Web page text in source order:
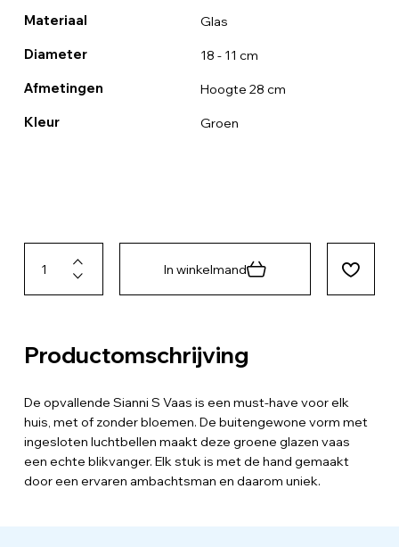
Materiaal Glas
Diameter 18 - 11 cm
Afmetingen Hoogte 28 cm
Kleur Groen
In winkelmand
Productomschrijving
De opvallende Sianni S Vaas is een must-have voor elk
huis, met of zonder bloemen. De buitengewone vorm met
ingesloten luchtbellen maakt deze groene glazen vaas
een echte blikvanger. Elk stuk is met de hand gemaakt
door een ervaren ambachtsman en daarom uniek.